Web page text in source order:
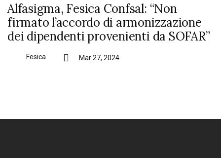
Alfasigma, Fesica Confsal: “Non
firmato l’accordo di armonizzazione
dei dipendenti provenienti da SOFAR”
Fesica Mar 27, 2024